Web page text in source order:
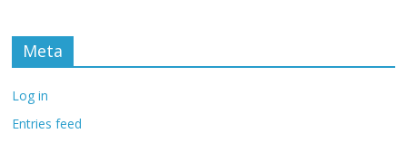
Meta
Log in
Entries feed